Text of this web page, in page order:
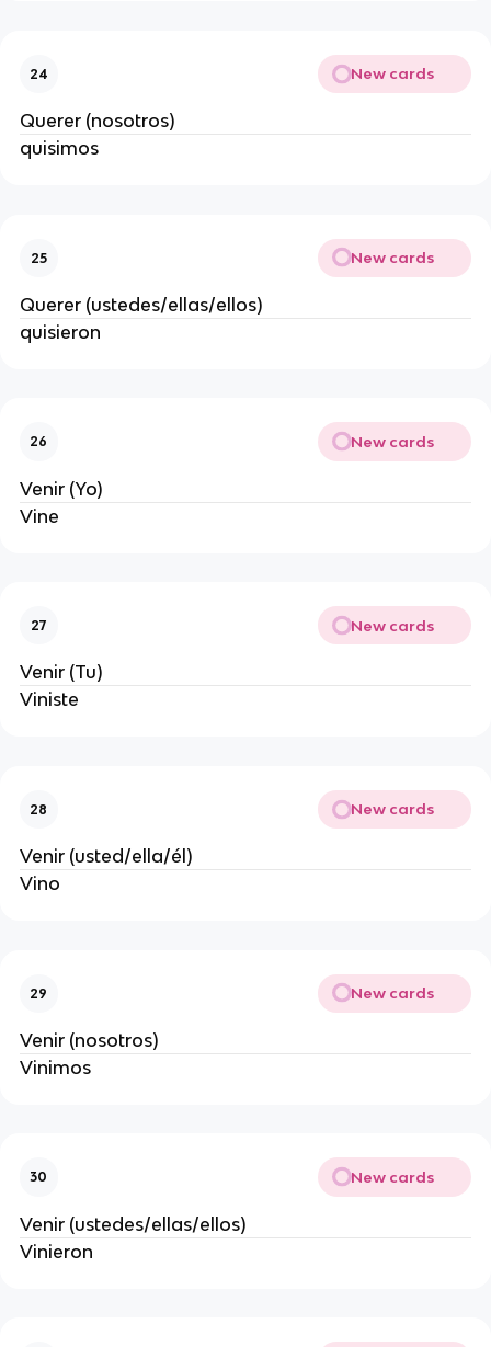
24 New cards
Querer (nosotros)
quisimos
25 New cards
Querer (ustedes/ellas/ellos)
quisieron
26 New cards
Venir (Yo)
Vine
27 New cards
Venir (Tu)
Viniste
28 New cards
Venir (usted/ella/él)
Vino
29 New cards
Venir (nosotros)
Vinimos
30 New cards
Venir (ustedes/ellas/ellos)
Vinieron